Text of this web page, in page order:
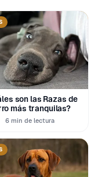
son las Razas de
más tranquilas?
6 min de lectura